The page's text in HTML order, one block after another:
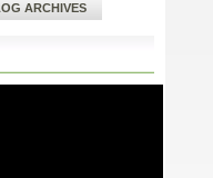
ARCHIVES